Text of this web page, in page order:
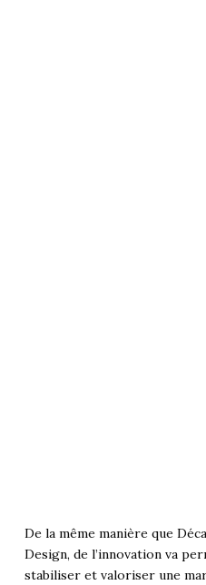
De la même manière que
Design, de l’innovation va
stabiliser et valoriser une